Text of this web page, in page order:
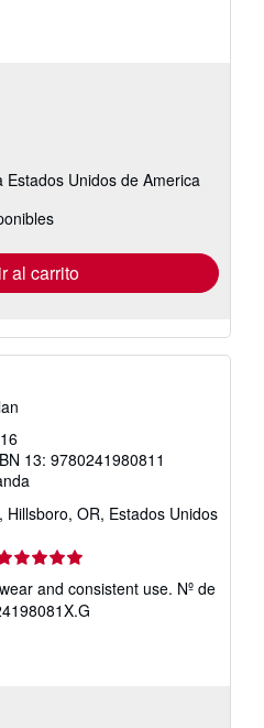
Unidos de America
al carrito
13: 9780241980811
, Hillsboro, OR, Estados Unidos
and consistent use. Nº de